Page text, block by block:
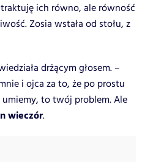
ich równo, ale równość
Zosia wstała od stołu, z
drżącym głosem. –
i ojca za to, że po prostu
to twój problem. Ale
wieczór.